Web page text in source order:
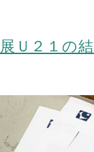
Ｕ２１の